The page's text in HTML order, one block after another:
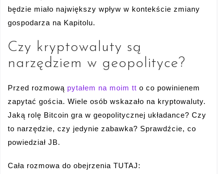
będzie miało największy wpływ w kontekście zmiany
gospodarza na Kapitolu.
Czy kryptowaluty są
narzędziem w geopolityce?
Przed rozmową pytałem na moim tt o co powinienem
zapytać gościa. Wiele osób wskazało na kryptowaluty.
Jaką rolę Bitcoin gra w geopolitycznej układance? Czy
to narzędzie, czy jedynie zabawka? Sprawdźcie, co
powiedział JB.
Cała rozmowa do obejrzenia TUTAJ: